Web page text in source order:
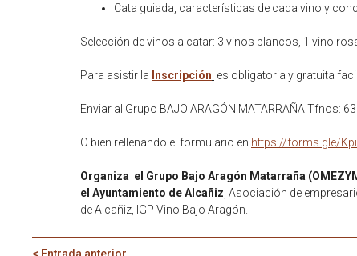
Cata guiada, características de cada vino y
Selección de vinos a catar: 3 vinos blancos, 1 vino
Para asistir la Inscripción es obligatoria y gratuita
Enviar al Grupo BAJO ARAGÓN MATARRAÑA Tfnos:
O bien rellenando el formulario en https://forms.gle/
Organiza el Grupo Bajo Aragón Matarraña
el Ayuntamiento de Alcañiz , Asociación de
de Alcañiz, IGP Vino Bajo Aragón.